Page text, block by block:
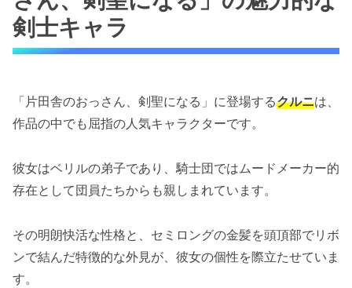
明朗快活な性格と特徴的な外見
「片田舎のおっさん、剣聖になる」のクルニの
女子でも珍しいパワータイプの剣士
「片田舎のおっさん、剣聖になる」のクルニの
成長の鍵は「間合い」克服にあり！
換
ベリルのアドバイスで弱点を克服
剣士キャラ
「片田舎のおっさん、剣聖になる」に登場するクルニは、
作品の中でも屈指の人気キャラクターです。
彼女はベリルの弟子であり、騎士団ではムードメーカー的
存在として団員たちからも親しまれています。
その明朗快活な性格と、セミロングの金髪を頭頂部でリボ
ンで結んだ特徴的な外見が、彼女の個性を際立たせていま
す。